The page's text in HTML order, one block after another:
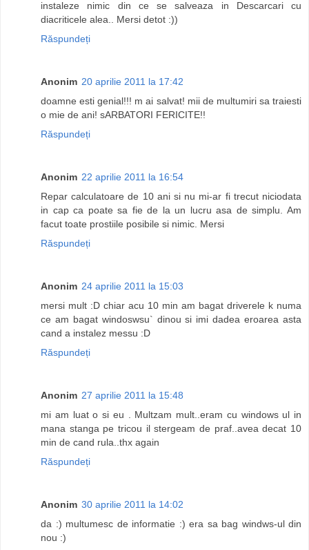
instaleze nimic din ce se salveaza in Descarcari cu
diacriticele alea.. Mersi detot :))
Răspundeți
Anonim 20 aprilie 2011 la 17:42
doamne esti genial!!! m ai salvat! mii de multumiri sa traiesti
o mie de ani! sARBATORI FERICITE!!
Răspundeți
Anonim 22 aprilie 2011 la 16:54
Repar calculatoare de 10 ani si nu mi-ar fi trecut niciodata
in cap ca poate sa fie de la un lucru asa de simplu. Am
facut toate prostiile posibile si nimic. Mersi
Răspundeți
Anonim 24 aprilie 2011 la 15:03
mersi mult :D chiar acu 10 min am bagat driverele k numa
ce am bagat windoswsu` dinou si imi dadea eroarea asta
cand a instalez messu :D
Răspundeți
Anonim 27 aprilie 2011 la 15:48
mi am luat o si eu . Multzam mult..eram cu windows ul in
mana stanga pe tricou il stergeam de praf..avea decat 10
min de cand rula..thx again
Răspundeți
Anonim 30 aprilie 2011 la 14:02
da :) multumesc de informatie :) era sa bag windws-ul din
nou :)